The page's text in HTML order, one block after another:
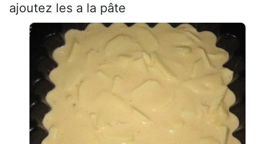
ajoutez les a la pâte